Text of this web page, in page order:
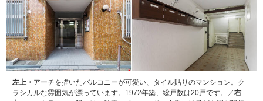
左上・ アーチを描いたバルコニーが可愛い、タイル貼りのマンション。ク
ラシカルな雰囲気が漂っています。1972年築、総戸数は20戸です。／右